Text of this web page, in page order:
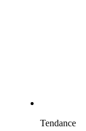
Tendance